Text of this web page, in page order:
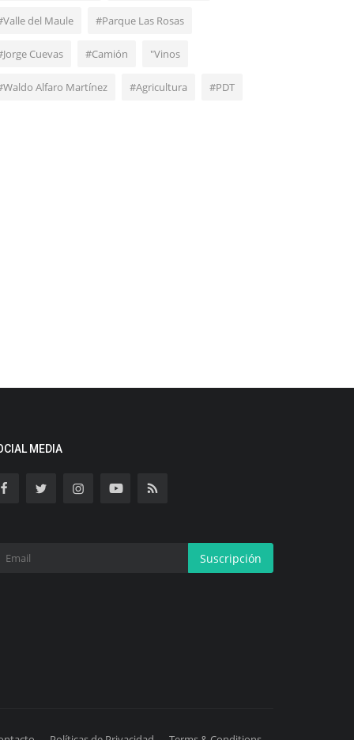
del Maule #Parque Las Rosas
Cuevas #Camión "Vinos
Alfaro Martínez #Agricultura #PDT
MEDIA
Suscripción